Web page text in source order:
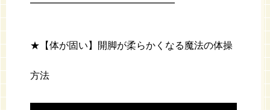
━━━━━━━━━━━━━━━
★【体が固い】開脚が柔らかくなる魔法の体操
方法